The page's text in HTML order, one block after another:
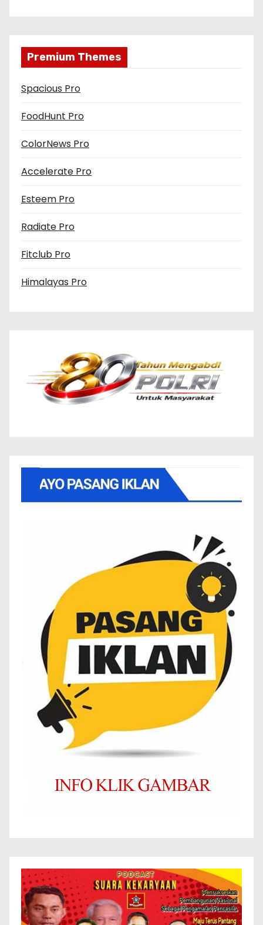
Premium Themes
Spacious Pro
FoodHunt Pro
ColorNews Pro
Accelerate Pro
Esteem Pro
Radiate Pro
Fitclub Pro
Himalayas Pro